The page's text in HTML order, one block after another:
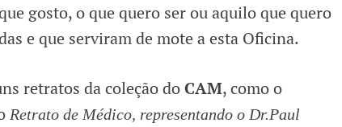
gosto, o que quero ser ou aquilo que quero
e que serviram de mote a esta Oficina.
retratos da coleção doCAM, como o
Retrato de Médico, representando o Dr.Paul